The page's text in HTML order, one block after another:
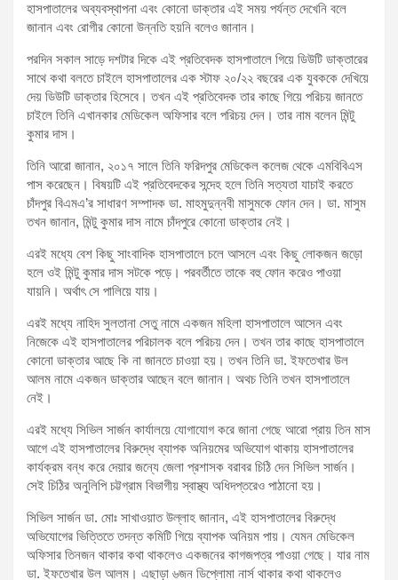
হাসপাতালের অব্যবস্থাপনা এবং কোনো ডাক্তার এই সময় পর্যন্ত দেখেনি বলে
জানান এবং রোগীর কোনো উন্নতি হয়নি বলেও জানান।
পরদিন সকাল সাড়ে দশটার দিকে এই প্রতিবেদক হাসপাতালে গিয়ে ডিউটি ডাক্তারের
সাথে কথা বলতে চাইলে হাসপাতালের এক স্টাফ ২০/২২ বছরের এক যুবককে দেখিয়ে
দেয় ডিউটি ডাক্তার হিসেবে। তখন এই প্রতিবেদক তার কাছে গিয়ে পরিচয় জানতে
চাইলে তিনি এখানকার মেডিকেল অফিসার বলে পরিচয় দেন। তার নাম বলেন মিন্টু
কুমার দাস।
তিনি আরো জানান, ২০১৭ সালে তিনি ফরিদপুর মেডিকেল কলেজ থেকে এমবিবিএস
পাস করেছেন। বিষয়টি এই প্রতিবেদকের সন্দেহ হলে তিনি সত্যতা যাচাই করতে
চাঁদপুর বিএমএ’র সাধারণ সম্পাদক ডা. মাহমুদুন্নবী মাসুমকে ফোন দেন। ডা. মাসুম
তখন জানান, মিন্টু কুমার দাস নামে চাঁদপুরে কোনো ডাক্তার নেই।
এরই মধ্যে বেশ কিছু সাংবাদিক হাসপাতালে চলে আসলে এবং কিছু লোকজন জড়ো
হলে ওই মিন্টু কুমার দাস সটকে পড়ে। পরবর্তীতে তাকে বহু ফোন করেও পাওয়া
যায়নি। অর্থাৎ সে পালিয়ে যায়।
এরই মধ্যে নাহিদ সুলতানা সেতু নামে একজন মহিলা হাসপাতালে আসেন এবং
নিজেকে এই হাসপাতালের পরিচালক বলে পরিচয় দেন। তখন তার কাছে হাসপাতালে
কোনো ডাক্তার আছে কি না জানতে চাওয়া হয়। তখন তিনি ডা. ইফতেখার উল
আলম নামে একজন ডাক্তার আছেন বলে জানান। অথচ তিনি তখন হাসপাতালে
নেই।
এরই মধ্যে সিভিল সার্জন কার্যালয়ে যোগাযোগ করে জানা গেছে আরো প্রায় তিন মাস
আগে এই হাসপাতালের বিরুদ্ধে ব্যাপক অনিয়মের অভিযোগ থাকায় হাসপাতালের
কার্যক্রম বন্ধ করে দেয়ার জন্যে জেলা প্রশাসক বরাবর চিঠি দেন সিভিল সার্জন।
সেই চিঠির অনুলিপি চট্টগ্রাম বিভাগীয় স্বাস্থ্য অধিদপ্তরেও পাঠানো হয়।
সিভিল সার্জন ডা. মোঃ সাখাওয়াত উল্লাহ জানান, এই হাসপাতালের বিরুদ্ধে
অভিযোগের ভিত্তিতে তদন্ত কমিটি গিয়ে ব্যাপক অনিয়ম পায়। যেমন মেডিকেল
অফিসার তিনজন থাকার কথা থাকলেও একজনের কাগজপত্র পাওয়া গেছে। যার নাম
ডা. ইফতেখার উল আলম। এছাড়া ৬জন ডিপ্লোমা নার্স থাকার কথা থাকলেও